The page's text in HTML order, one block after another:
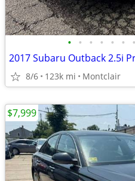
• • • • • • •
8/6 123k mi Montclair
$7,999